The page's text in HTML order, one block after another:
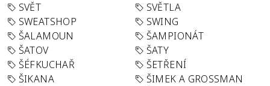
SVĚT
SVĚTLA
SWEATSHOP
SWING
ŠALAMOUN
ŠAMPIONÁT
ŠATOV
ŠATY
ŠÉFKUCHAŘ
ŠETŘENÍ
ŠIKANA
ŠIMEK A GROSSMAN